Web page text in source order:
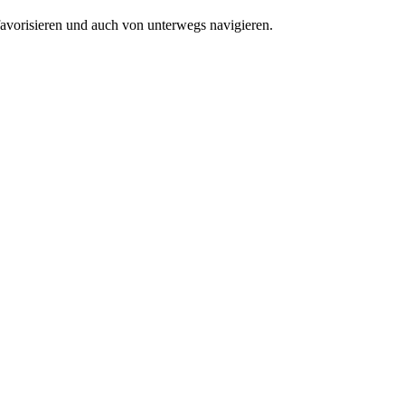
und auch von unterwegs navigieren.